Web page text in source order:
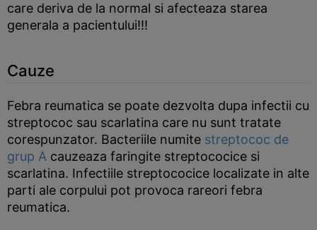
care deriva de la normal si afecteaza starea
generala a pacientului!!!
Cauze
Febra reumatica se poate dezvolta dupa infectii cu
streptococ sau scarlatina care nu sunt tratate
corespunzator. Bacteriile numite streptococ de
grup A cauzeaza faringite streptococice si
scarlatina. Infectiile streptococice localizate in alte
parti ale corpului pot provoca rareori febra
reumatica.